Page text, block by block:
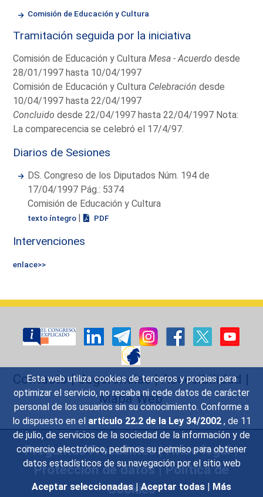
Esta web utiliza cookies de terceros y propias para
optimizar el servicio, no recaba ni cede datos de carácter
personal de los usuarios sin su conocimiento. Conforme a
lo dispuesto en el artículo 22.2 de la Ley 34/2002 , de 11
de julio, de servicios de la sociedad de la información y de
comercio electrónico, pedimos su permiso para obtener
datos estadísticos de su navegación por el sitio web
Aceptar seleccionadas | Aceptar todas | Más
Comisión de Educación y Cultura
Tramitación seguida por la iniciativa
Comisión de Educación y CulturaMesa - Acuerdo desde
28/01/1997 hasta 10/04/1997
Comisión de Educación y Cultura Celebración desde
10/04/1997 hasta 22/04/1997
Concluido desde 22/04/1997 hasta 22/04/1997 Nota:
La comparecencia se celebró el 17/4/97.
Diarios de Sesiones
DS. Congreso de los Diputados Núm. 194 de
17/04/1997 Pág.: 5374
Comisión de Educación y Cultura
texto íntegro | PDF
Intervenciones
enlace>>
Contacto|Sugerencias|Accesibilidad |
Mapa Web
Preguntas Frecuentes|Aviso legal|
Protección de datos|Política de
Cookies